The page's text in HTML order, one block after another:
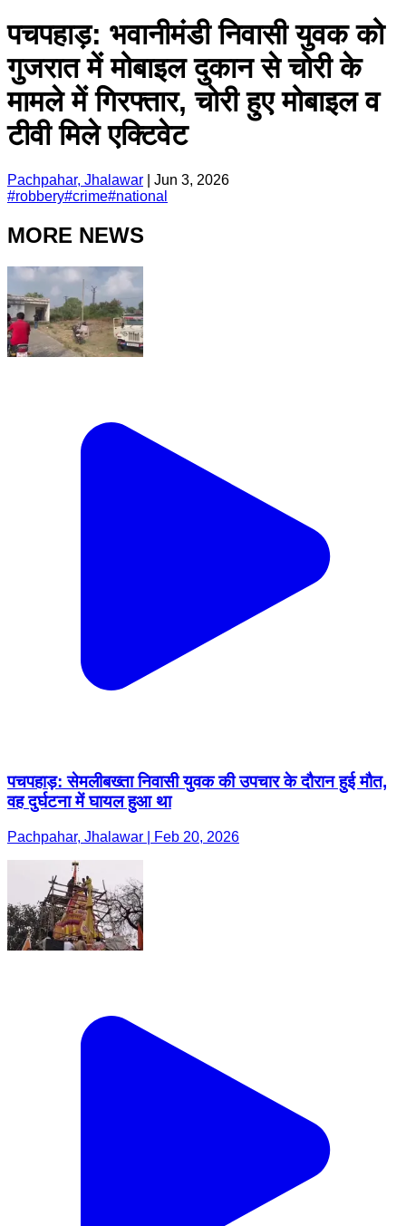
पचपहाड़: भवानीमंडी निवासी युवक को
गुजरात में मोबाइल दुकान से चोरी के
मामले में गिरफ्तार, चोरी हुए मोबाइल व
टीवी मिले एक्टिवेट
Pachpahar, Jhalawar
Jun 3, 2026
#robbery#crime#national
MORE NEWS
पचपहाड़: सेमलीबख्ता निवासी युवक की उपचार के दौरान हुई मौत,
वह दुर्घटना में घायल हुआ था
Pachpahar, Jhalawar | Feb 20, 2026